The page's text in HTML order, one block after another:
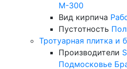
М-300
Вид кирпича
Пустотность
Тротуарная плитка и
Производители
Подмосковье